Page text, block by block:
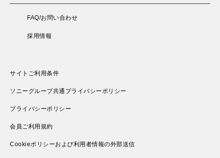
FAQ/お問い合わせ
採用情報
サイトご利用条件
ソニーグループ共通プライバシーポリシー
プライバシーポリシー
会員ご利用規約
Cookieポリシーおよび利用者情報の外部送信